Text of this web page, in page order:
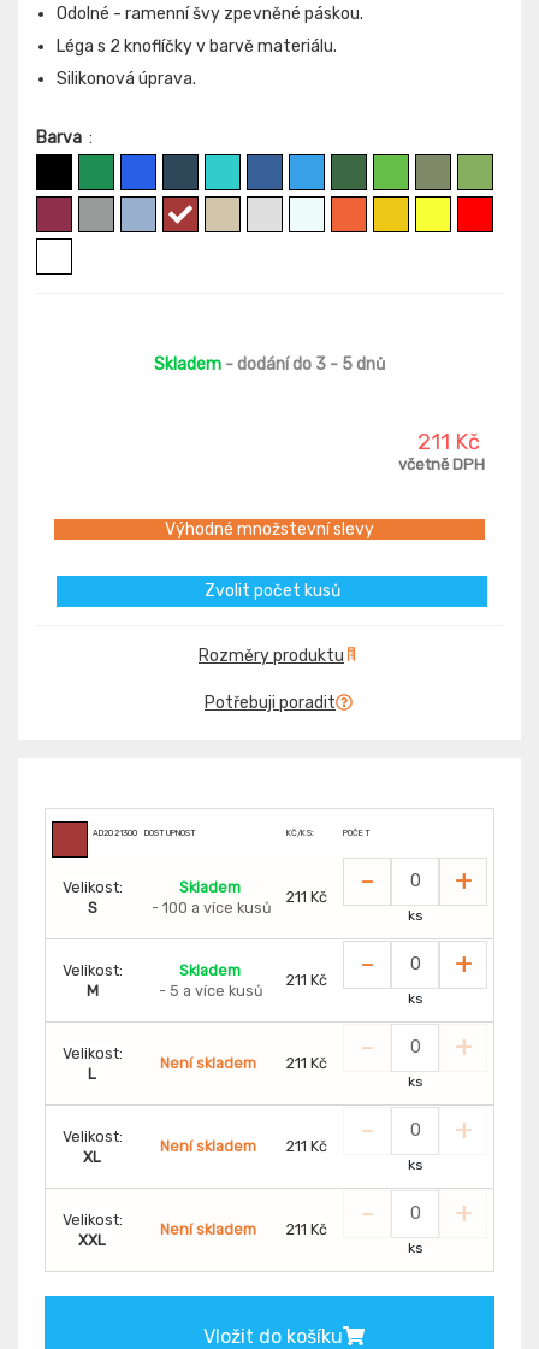
Odolné - ramenní švy zpevněné páskou.
Léga s 2 knoflíčky v barvě materiálu.
Silikonová úprava.
Barva :
Skladem - dodání do 3 - 5 dnů
211 Kč
včetně DPH
Výhodné množstevní slevy
Zvolit počet kusů
Rozměry produktu
Potřebuji poradit
AD2021300 DOSTUPNOST KČ/KS: POČET
Velikost:
S
Skladem
- 100 a více kusů
211 Kč - +
ks
Velikost:
M
Skladem
- 5 a více kusů
211 Kč - +
ks
Velikost:
L
Není skladem 211 Kč - +
ks
Velikost:
XL
Není skladem 211 Kč - +
ks
Velikost:
XXL
Není skladem 211 Kč - +
ks
Vložit do košíku